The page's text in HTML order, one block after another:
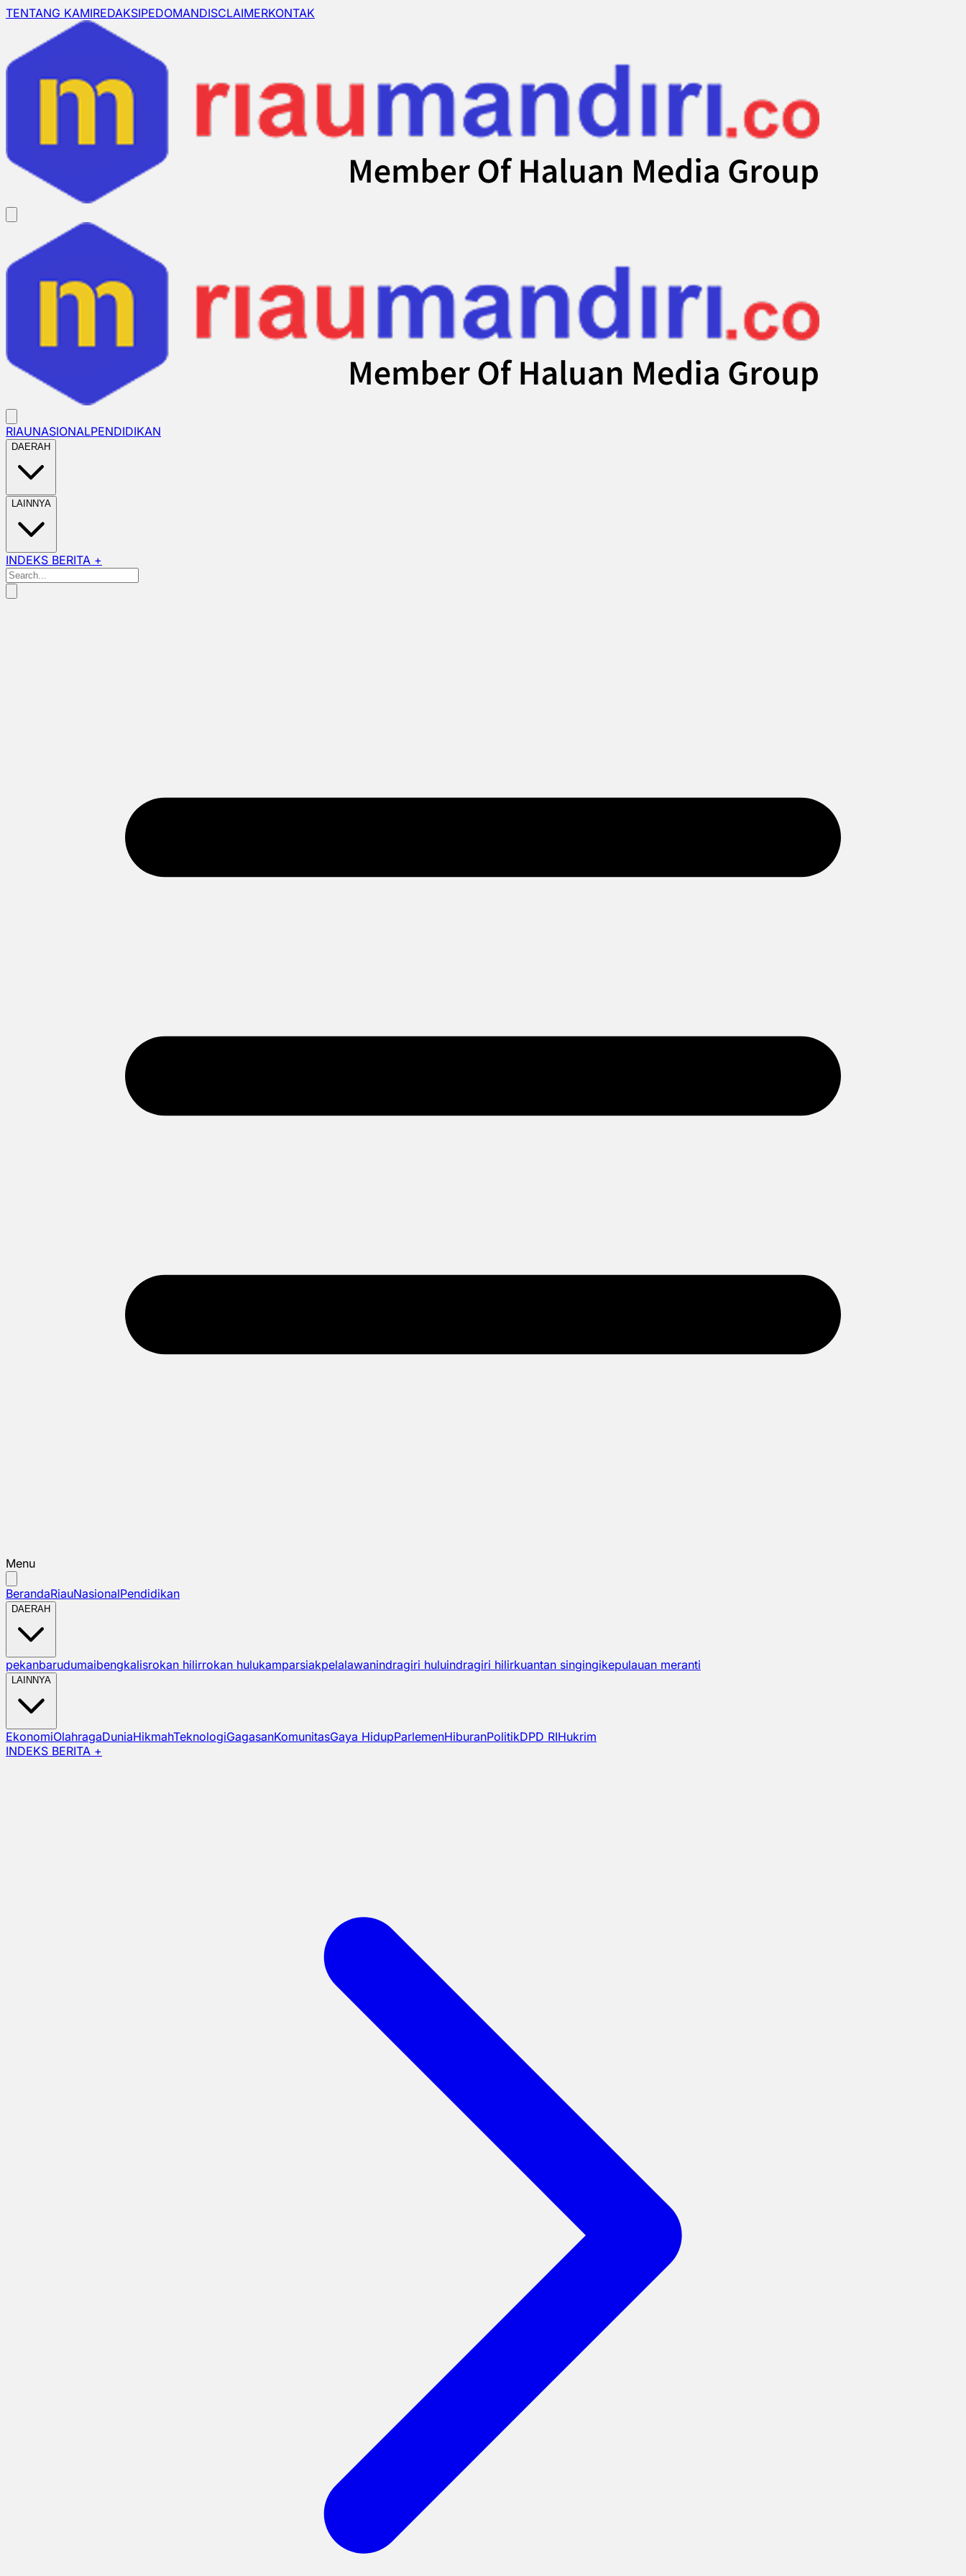
TENTANG KAMIREDAKSIPEDOMANDISCLAIMERKONTAK
RIAUNASIONALPENDIDIKAN
DAERAH
LAINNYA
INDEKS BERITA +
Menu
BerandaRiauNasionalPendidikan
DAERAH
pekanbarudumaibengkalisrokan hilirrokan hulukamparsiakpelalawanindragiri huluindragiri hilirkuantan singingikepulauan meranti
LAINNYA
EkonomiOlahragaDuniaHikmahTeknologiGagasanKomunitasGaya HidupParlemenHiburanPolitikDPD RIHukrim
INDEKS BERITA +